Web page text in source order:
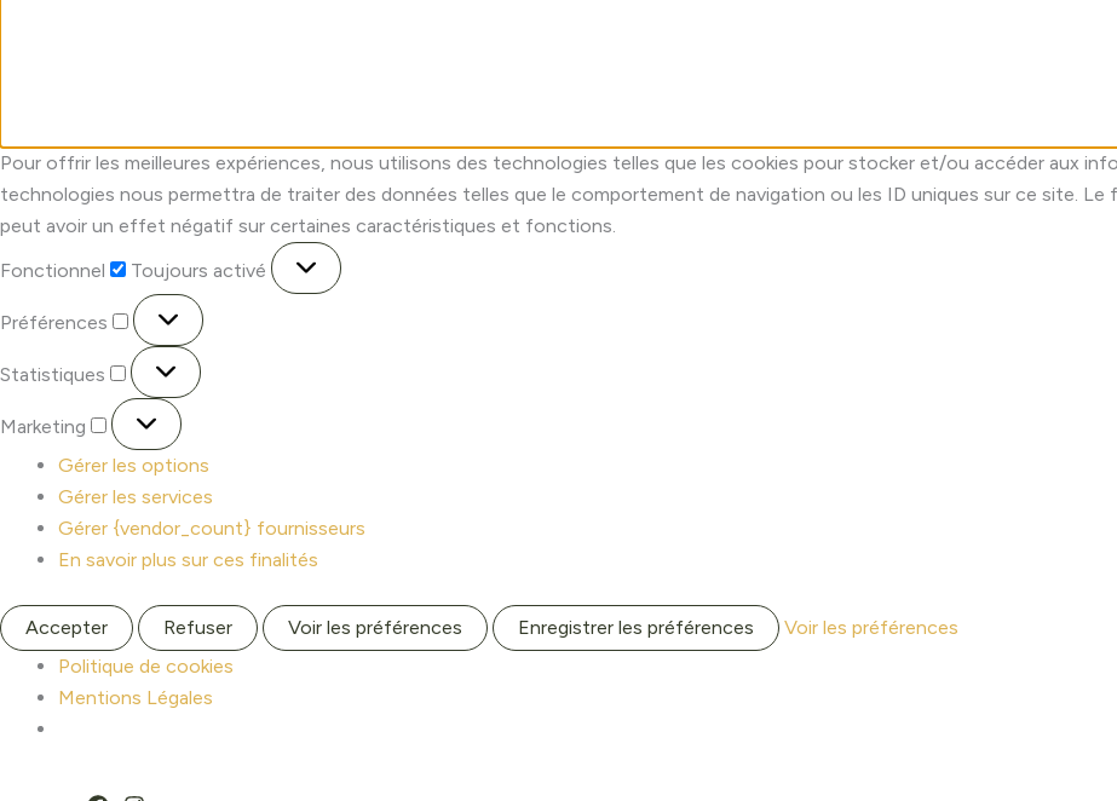
Pour offrir les meilleures expériences, nous utilisons des technologies telles que les cookies pour stocker et/ou accéder aux
technologies nous permettra de traiter des données telles que le comportement de navigation ou les ID uniques sur ce site.
peut avoir un effet négatif sur certaines caractéristiques et fonctions.
Fonctionnel
Toujours activé
Préférences
Statistiques
Marketing
Gérer les options
Gérer les services
Gérer {vendor_count} fournisseurs
En savoir plus sur ces finalités
Accepter Refuser Voir les préférences Enregistrer les préférences
Voir les préférences
Politique de cookies
Mentions Légales